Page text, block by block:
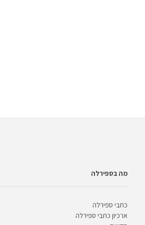
מה בספירלה
כתבי ספירלה
ארכיון כתבי ספירלה